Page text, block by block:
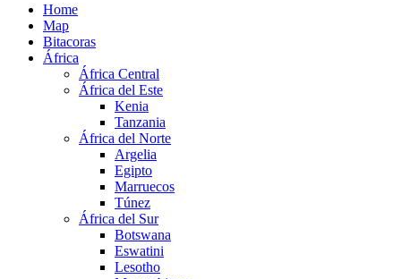
Home
Map
Bitacoras
África
África Central
África del Este
Kenia
Tanzania
África del Norte
Argelia
Egipto
Marruecos
Túnez
África del Sur
Botswana
Eswatini
Lesotho